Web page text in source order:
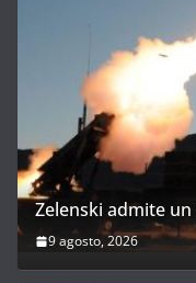
Zelenski admite
9 agosto, 2026